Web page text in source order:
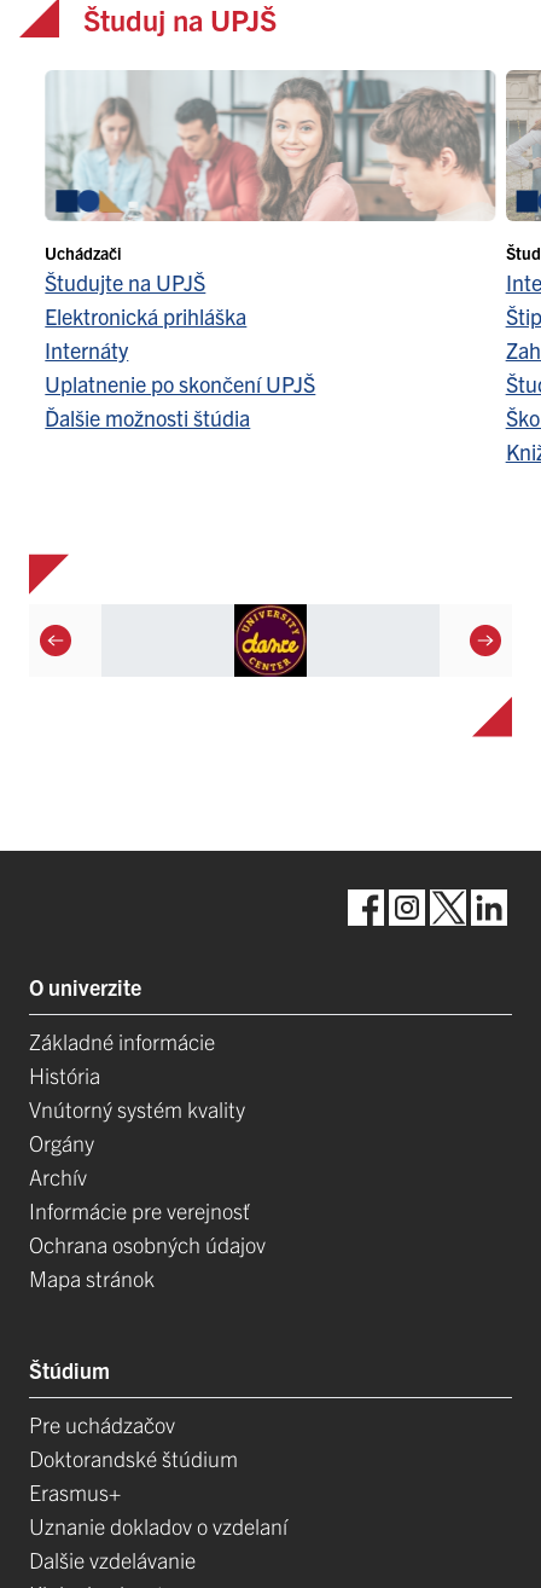
Študuj na UPJŠ
Uchádzači
Študujte na UPJŠ
Elektronická prihláška
Internáty
Uplatnenie po skončení UPJŠ
Ďalšie možnosti štúdia
O univerzite
Základné informácie
História
Vnútorný systém kvality
Orgány
Archív
Informácie pre verejnosť
Ochrana osobných údajov
Mapa stránok
Štúdium
Pre uchádzačov
Doktorandské štúdium
Erasmus+
Uznanie dokladov o vzdelaní
Dalšie vzdelávanie